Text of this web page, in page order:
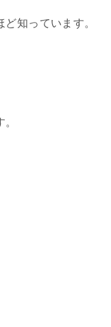
知っています。